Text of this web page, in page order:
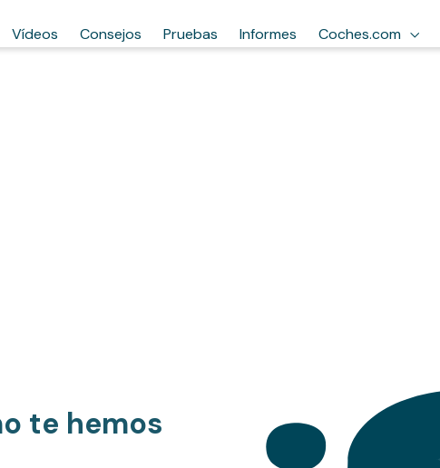
Vídeos Consejos Pruebas Informes Coches.com
te hemos